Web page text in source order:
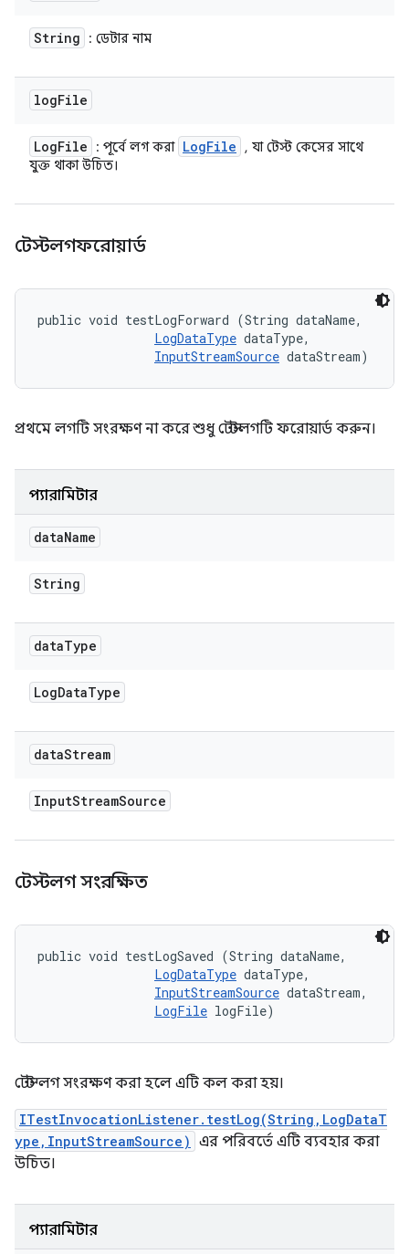
String : ডেটার নাম
logFile
LogFile : পূর্বে লগ করা LogFile
, যা টেস্ট কেসের সাথে
যুক্ত থাকা উচিত।
টেস্টলগফরোয়ার্ড
public void testLogForward (String dataName,
LogDataType dataType,
InputStreamSource dataStream)
প্রথমে লগটি সংরক্ষণ না করে শুধু টেস্টলগটি ফরোয়ার্ড করুন।
প্যারামিটার
dataName
String
dataType
LogDataType
dataStream
InputStreamSource
টেস্টলগ সংরক্ষিত
public void testLogSaved (String dataName,
LogDataType dataType,
InputStreamSource dataStream,
LogFile logFile)
টেস্ট লগ সংরক্ষণ করা হলে এটি কল করা হয়।
ITestInvocationListener.testLog(String,LogDataT
ype,InputStreamSource) এর পরিবর্তে এটি ব্যবহার করা
উচিত।
প্যারামিটার